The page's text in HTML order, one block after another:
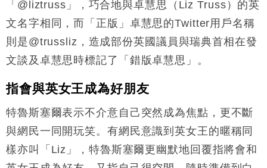
「@liztruss」，巧合地與卓慧思（Liz Truss）的英
文名字相同，而「正版」卓慧思的Twitter用戶名稱
則是@trussliz，造成部份英國議員與瑞典首相在發
文談及卓慧思時標記了「錯版卓慧思」。
指會與英女王成為好朋友
特魯斯塞爾表示不介意自己突然成為焦點，更不斷
與網民一同開玩笑。有網民意識到英女王的暱稱同
樣亦叫「Liz」，特魯斯塞爾更幽默地回覆指將會和